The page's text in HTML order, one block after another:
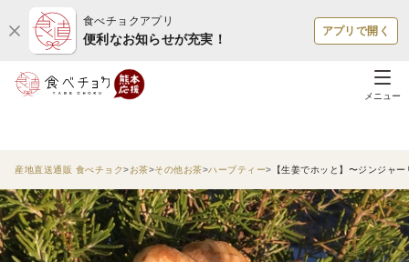
食べチョクアプリ
便利なお知らせが充実！
アプリで開く
メニュー
産地直送通販 食べチョク お茶 その他お茶 ハーブティー 【生姜でホッと】〜ジンジャ